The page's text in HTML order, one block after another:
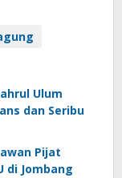
Ulum
dan Seribu
Pijat
di Jombang